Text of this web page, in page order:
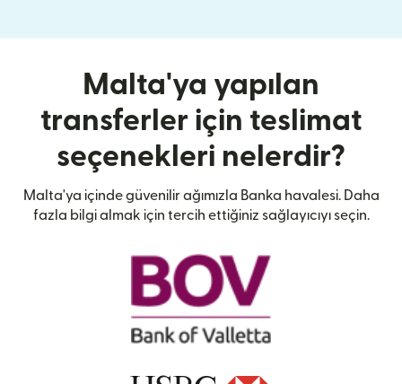
Malta'ya yapılan
transferler için teslimat
seçenekleri nelerdir?
Malta'ya içinde güvenilir ağımızla Banka havalesi. Daha
fazla bilgi almak için tercih ettiğiniz sağlayıcıyı seçin.